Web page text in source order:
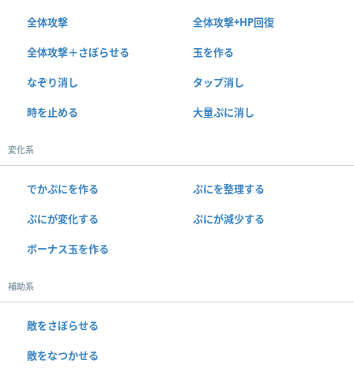
全体攻撃 全体攻撃+HP回復
全体攻撃＋さぼらせる 玉を作る
なぞり消し タップ消し
時を止める 大量ぷに消し
変化系
でかぷにを作る ぷにを整理する
ぷにが変化する ぷにが減少する
ボーナス玉を作る
補助系
敵をさぼらせる
敵をなつかせる